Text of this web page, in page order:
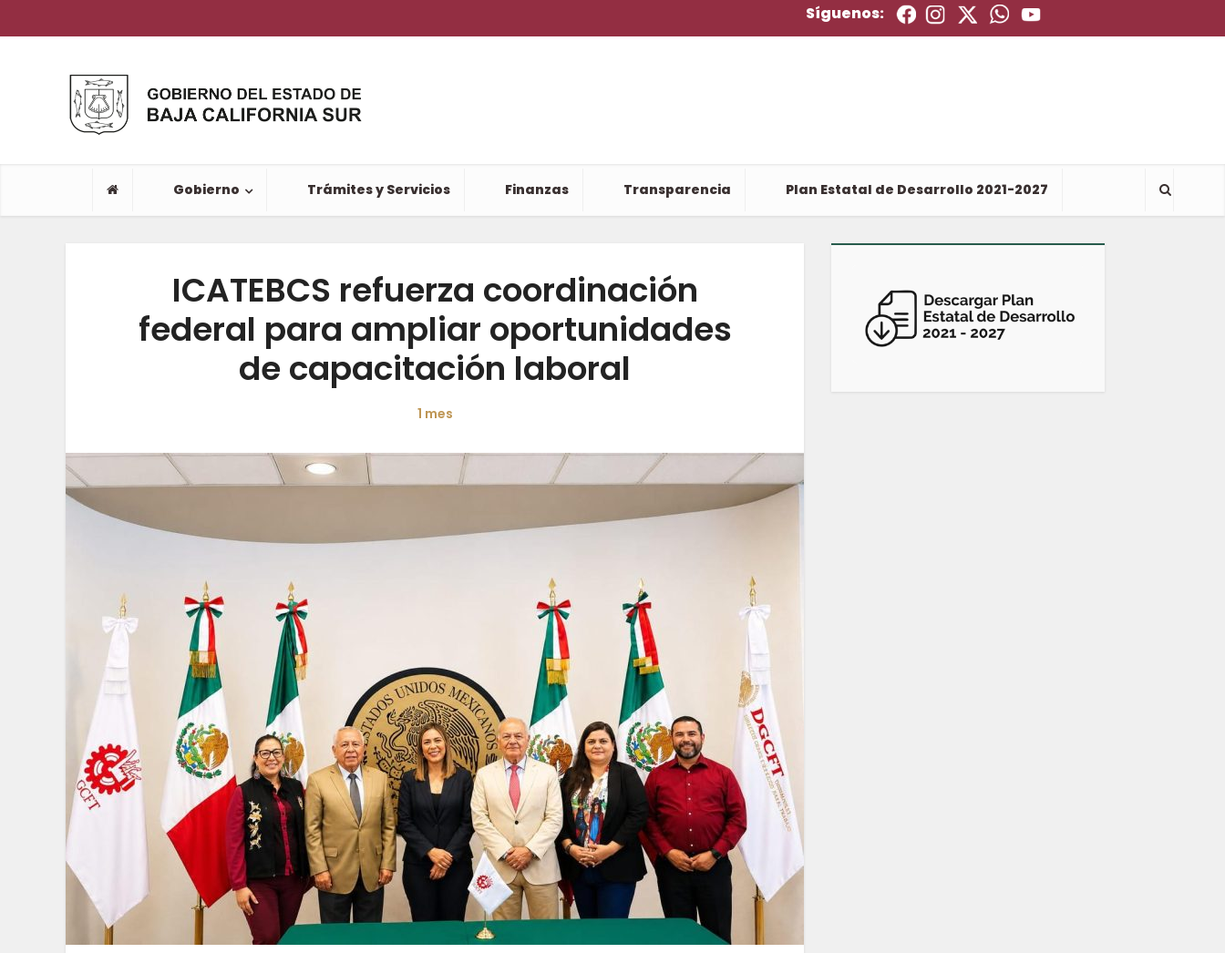
Síguenos:
Gobierno Trámites y Servicios Finanzas Transparencia Plan Estatal de Desarrollo 2021-2027
ICATEBCS refuerza coordinación
federal para ampliar oportunidades
de capacitación laboral
1 mes